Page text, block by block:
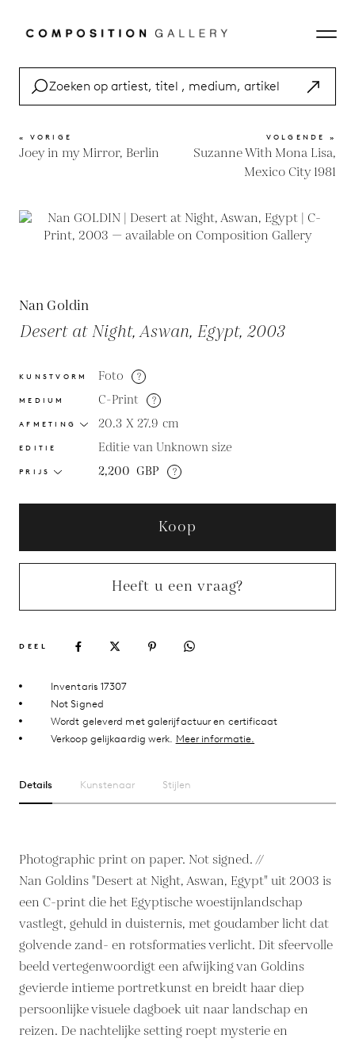
« VORIGE
Joey in my Mirror, Berlin
VOLGENDE »
Suzanne With Mona Lisa,
Mexico City 1981
Nan Goldin
Desert at Night, Aswan, Egypt, 2003
KUNSTVORM Foto ?
MEDIUM C-Print ?
AFMETING 20.3 X 27.9 cm
EDITIE Editie van Unknown size
PRIJS 2,200 GBP ?
Koop
Heeft u een vraag?
DEEL
Inventaris 17307
Not Signed
Wordt geleverd met galerijfactuur en certificaat
Verkoop gelijkaardig werk. Meer informatie.
Details Kunstenaar Stijlen
Photographic print on paper. Not signed. //
Nan Goldins "Desert at Night, Aswan, Egypt" uit 2003 is
een C-print die het Egyptische woestijnlandschap
vastlegt, gehuld in duisternis, met goudamber licht dat
golvende zand- en rotsformaties verlicht. Dit sfeervolle
beeld vertegenwoordigt een afwijking van Goldins
gevierde intieme portretkunst en breidt haar diep
persoonlijke visuele dagboek uit naar landschap en
reizen. De nachtelijke setting roept mysterie en